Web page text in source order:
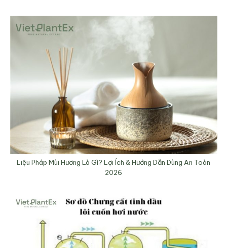
Liệu Pháp Mùi Hương Là Gì? Lợi Ích & Hướng Dẫn Dùng An Toàn
2026